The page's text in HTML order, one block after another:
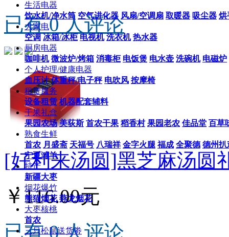
生活电器
饮水机/净水筒 空气进化器 风扇/空调扇 取暖器 吸尘器 烘
大家电
空调 冰箱/冰柜 电视机 洗衣机 热水器
厨房电器
咖啡机 微波炉/烤箱 消毒柜 电饭煲 电水壶 洗碗机 电磁炉
个人护理/健康电器
血压计 体重秤/电子秤 电吹风 按摩椅
租赁服务
设备租赁 机器配套辅料
干果礼盒
果园农场 美荻斯 首农干果 稻香村 果园老农 佳品堂 百草
熟食生鲜
首农 月盛斋 天福号 八瑞祥 金字火腿 福成 全聚德 德州扒
宁夏滩羊
特产
新疆大枣
烟花爆竹
熊猫烟花 燕龙烟花
大枣核桃
首农
三只松鼠送货劵
已有 0 人评论
[好利来汤圆]黑芝麻汤圆
￥116.00元
已有 0 人评论